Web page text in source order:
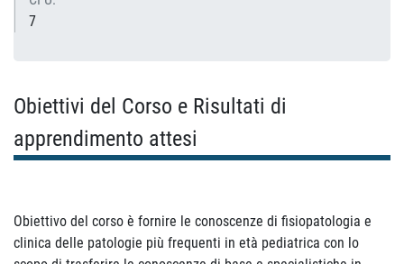
7
Obiettivi del Corso e Risultati di
apprendimento attesi
Obiettivo del corso è fornire le conoscenze di fisiopatologia e
clinica delle patologie più frequenti in età pediatrica con lo